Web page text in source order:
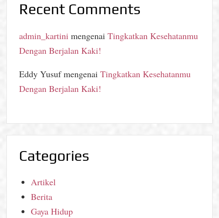
Recent Comments
admin_kartini mengenaiTingkatkan Kesehatanmu
Dengan Berjalan Kaki!
Eddy YusufmengenaiTingkatkan Kesehatanmu
Dengan Berjalan Kaki!
Categories
Artikel
Berita
Gaya Hidup